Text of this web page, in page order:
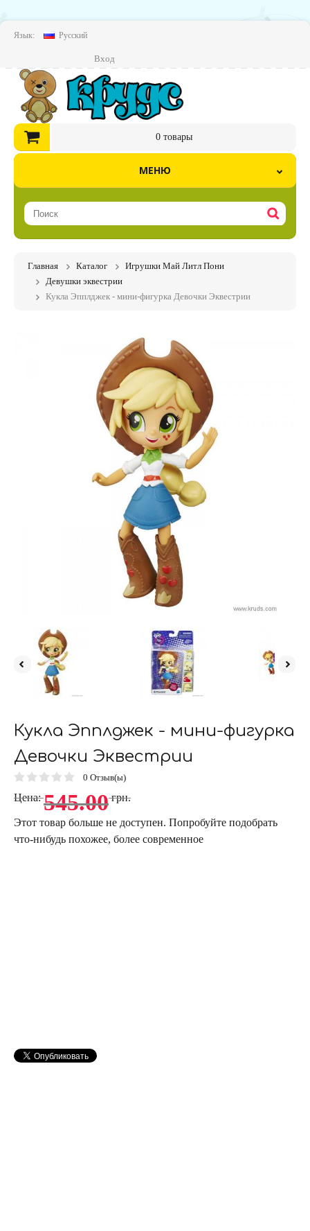
Язык: Русский
Вход
0товары
МЕНЮ
Главная Каталог
Игрушки Май Литл Пони
Девушки эквестрии
Кукла Эпплджек - мини-фигурка Девочки Эквестрии
Кукла Эпплджек - мини-фигурка
Девочки Эквестрии
0 Отзыв(ы)
Цена: 545.00 грн.
Этот товар больше не доступен. Попробуйте подобрать
что-нибудь похожее, более современное